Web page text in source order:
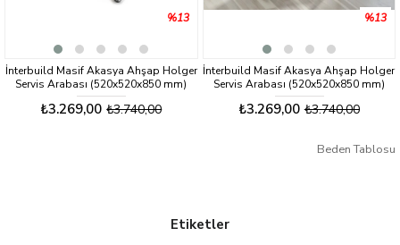
İnterbuild Masif Akasya Ahşap Holger
Servis Arabası (520x520x850 mm)
Org Beyaz - 674838
₺3.269,00 ₺3.740,00
%13
İnterbuild Masif Akasya Ahşap Holger
Servis Arabası (520x520x850 mm)
Espresso - 674814
₺3.269,00 ₺3.740,00
%13
Beden Tablosu
Etiketler